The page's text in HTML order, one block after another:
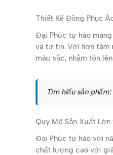
Thiết Kế Đồng Phục
Đại Phúc tự hào
và tự tin. Với hơn tám
màu sắc, nhằm tôn
Tìm hiểu sản phẩm:
Quy Mô Sản Xuất
Đại Phúc tự hào với
chất lượng cao với